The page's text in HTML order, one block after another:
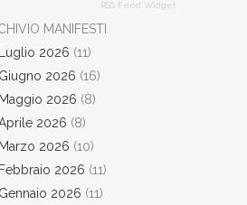
RSS Feed Widget
MANIFESTI
2026 (11)
2026 (16)
2026 (8)
2026 (8)
2026 (10)
2026 (11)
2026 (11)